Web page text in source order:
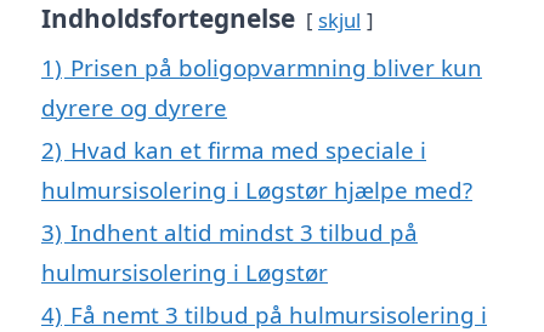
Indholdsfortegnelse skjul
1) Prisen på boligopvarmning bliver kun
dyrere og dyrere
2) Hvad kan et firma med speciale i
hulmursisolering i Løgstør hjælpe med?
3) Indhent altid mindst 3 tilbud på
hulmursisolering i Løgstør
4) Få nemt 3 tilbud på hulmursisolering i